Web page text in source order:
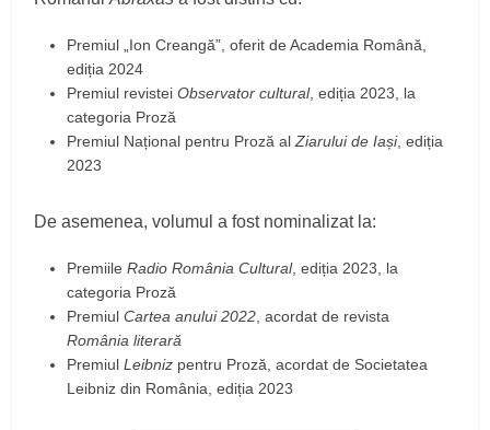
Premiul „Ion Creangă”, oferit de Academia Română,
ediția 2024
Premiul revisteiObservator cultural, ediția 2023, la
categoria Proză
Premiul Național pentru Proză alZiarului de Iași, ediția
2023
De asemenea, volumul a fost nominalizat la:
PremiileRadio România Cultural, ediția 2023, la
categoria Proză
PremiulCartea anului 2022, acordat de revista
România literară
PremiulLeibniz pentru Proză, acordat de Societatea
Leibniz din România, ediția 2023